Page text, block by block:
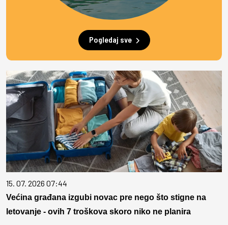
Pogledaj sve
15. 07. 2026 07:44
Većina građana izgubi novac pre nego što stigne na
letovanje - ovih 7 troškova skoro niko ne planira